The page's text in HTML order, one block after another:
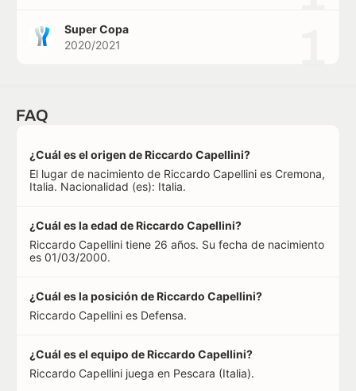
Super Copa
2020/2021
FAQ
¿Cuál es el origen de Riccardo Capellini?
El lugar de nacimiento de Riccardo Capellini es Cremona,
Italia. Nacionalidad (es): Italia.
¿Cuál es la edad de Riccardo Capellini?
Riccardo Capellini tiene 26 años. Su fecha de nacimiento
es 01/03/2000.
¿Cuál es la posición de Riccardo Capellini?
Riccardo Capellini es Defensa.
¿Cuál es el equipo de Riccardo Capellini?
Riccardo Capellini juega en Pescara (Italia).